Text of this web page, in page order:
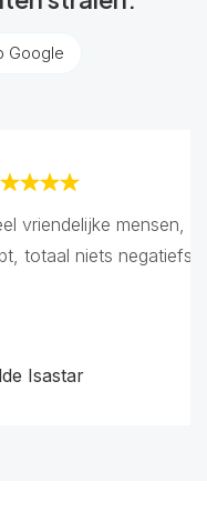
Google
mensen, heel
niets negatiefs op